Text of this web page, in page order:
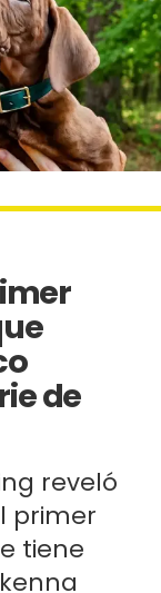
de
reveló
primer
tiene